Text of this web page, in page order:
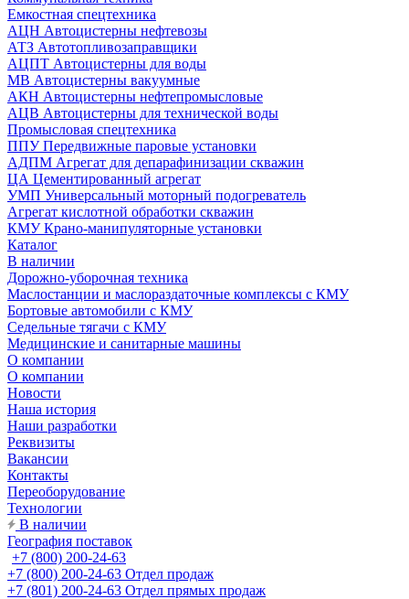
Емкостная спецтехника
АЦН Автоцистерны нефтевозы
АТЗ Автотопливозаправщики
АЦПТ Автоцистерны для воды
МВ Автоцистерны вакуумные
АКН Автоцистерны нефтепромысловые
АЦВ Автоцистерны для технической воды
Промысловая спецтехника
ППУ Передвижные паровые установки
АДПМ Агрегат для депарафинизации скважин
ЦА Цементированный агрегат
УМП Универсальный моторный подогреватель
Агрегат кислотной обработки скважин
КМУ Крано-манипуляторные установки
Каталог
В наличии
Дорожно-уборочная техника
Маслостанции и маслораздаточные комплексы с КМУ
Бортовые автомобили с КМУ
Седельные тягачи с КМУ
Медицинские и санитарные машины
О компании
О компании
Новости
Наша история
Наши разработки
Реквизиты
Вакансии
Контакты
Переоборудование
Технологии
В наличии
География поставок
+7 (800) 200-24-63
+7 (800) 200-24-63 Отдел продаж
+7 (801) 200-24-63 Отдел прямых продаж